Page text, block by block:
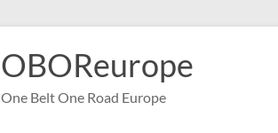
OBOReurope
One Belt One Road Europe